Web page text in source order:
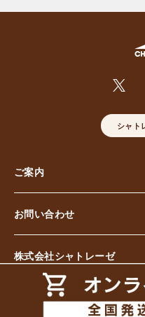
シャト
ご案内
お問い合わせ
株式会社シャトレーゼ
© Chateraise